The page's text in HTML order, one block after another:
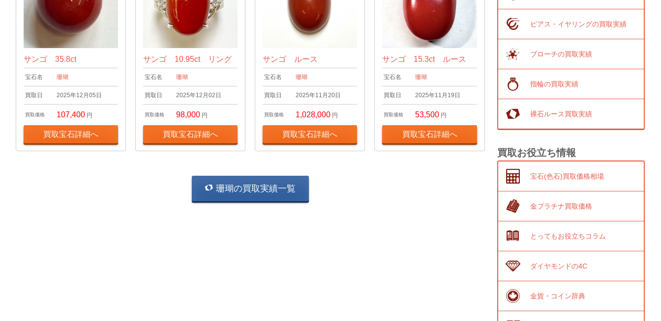
サンゴ 35.8ct
宝石名 珊瑚
買取日 2025年12月05日
買取価格 107,400 円
買取宝石詳細へ
サンゴ 10.95ct リング
宝石名 珊瑚
買取日 2025年12月02日
買取価格 98,000 円
買取宝石詳細へ
サンゴ ルース
宝石名 珊瑚
買取日 2025年11月20日
買取価格 1,028,000 円
買取宝石詳細へ
サンゴ 15.3ct ルース
宝石名 珊瑚
買取日 2025年11月19日
買取価格 53,500 円
買取宝石詳細へ
珊瑚の買取実績一覧
ピアス・イヤリングの買取実績
ブローチの買取実績
指輪の買取実績
裸石ルース買取実績
買取お役立ち情報
宝石(色石)買取価格相場
金プラチナ買取価格
とってもお役立ちコラム
ダイヤモンドの4C
金貨・コイン辞典